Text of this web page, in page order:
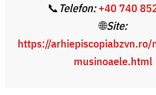
📞 Telefon: +40 740
🌐Site:
https://arhiepiscopiabzvn.ro/
musinoaele.html